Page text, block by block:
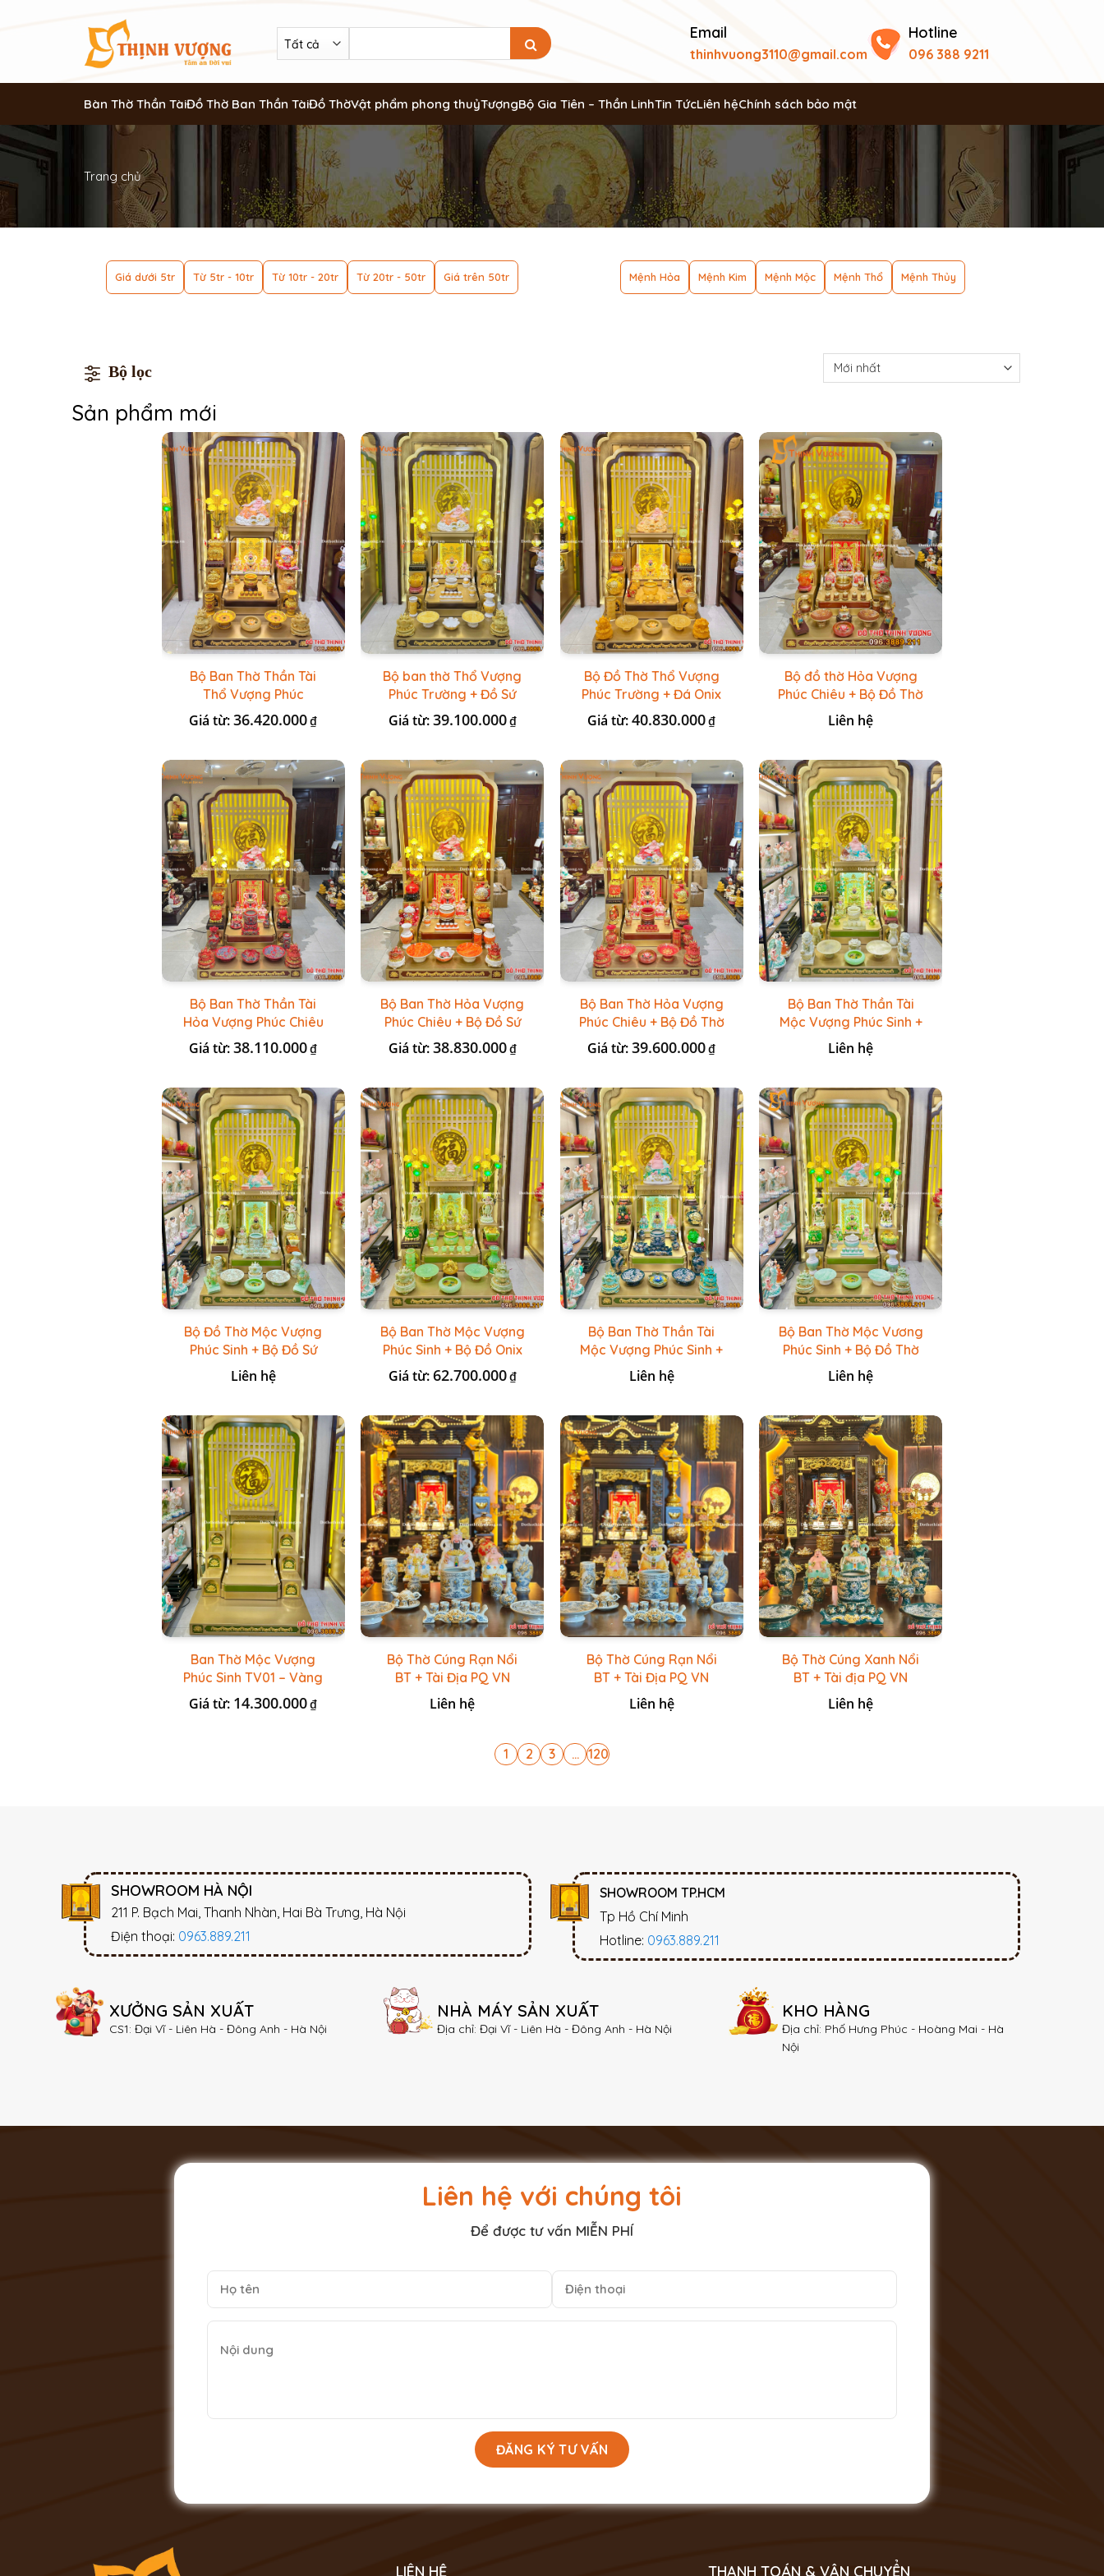
Email
thinhvuong3110@gmail.com
Hotline
096 388 9211
Bàn Thờ Thần TàiĐồ Thờ Ban Thần TàiĐồ ThờVật phẩm phong thuỷTượngBộ Gia Tiên – Thần LinhTin TứcLiên hệChính sách bảo mật
Trang chủ
Giá dưới 5tr Từ 5tr - 10tr Từ 10tr - 20tr Từ 20tr - 50tr Giá trên 50tr Mệnh Hỏa Mệnh Kim Mệnh Mộc Mệnh Thổ Mệnh Thủy
Bộ lọc
Sản phẩm mới
Bộ Ban Thờ Thần Tài
Thổ Vượng Phúc
Trường + Bộ Đồ Sứ Cao
Cấp Gấm Vàng
Giá từ:36.420.000₫
Bộ ban thờ Thổ Vượng
Phúc Trường + Đồ Sứ
Vàng Đá Cao Cấp
Giá từ:39.100.000₫
Bộ Đồ Thờ Thổ Vượng
Phúc Trường + Đá Onix
Vàng
Giá từ:40.830.000₫
Bộ đồ thờ Hỏa Vượng
Phúc Chiêu + Bộ Đồ Thờ
Đá Đỏ Bọc Đồng Cao
cấp
Liên hệ
Bộ Ban Thờ Thần Tài
Hỏa Vượng Phúc Chiêu
+ Bộ Đồ Thờ Nổi Đỏ BT
Giá từ:38.110.000₫
Bộ Ban Thờ Hỏa Vượng
Phúc Chiêu + Bộ Đồ Sứ
Đá Đỏ HR
Giá từ:38.830.000₫
Bộ Ban Thờ Hỏa Vượng
Phúc Chiêu + Bộ Đồ Thờ
Đài Loan Gấm Đỏ
Giá từ:39.600.000₫
Bộ Ban Thờ Thần Tài
Mộc Vượng Phúc Sinh +
Bộ Đồ Thờ Đá Ngọc
Hoàng Long
Liên hệ
Bộ Đồ Thờ Mộc Vượng
Phúc Sinh + Bộ Đồ Sứ
Cao Cấp Xanh Cốm Vẽ
Vàng
Liên hệ
Bộ Ban Thờ Mộc Vượng
Phúc Sinh + Bộ Đồ Onix
Xanh Ngọc
Giá từ:62.700.000₫
Bộ Ban Thờ Thần Tài
Mộc Vượng Phúc Sinh +
Đồ Sứ Lục Nổi Bát
Tràng
Liên hệ
Bộ Ban Thờ Mộc Vương
Phúc Sinh + Bộ Đồ Thờ
Xanh Đá HR
Liên hệ
Ban Thờ Mộc Vượng
Phúc Sinh TV01 – Vàng
Kẻ Xanh Lá
Giá từ: 14.300.000₫
Bộ Thờ Cúng Rạn Nổi
BT + Tài Địa PQ VN
Trắng
Liên hệ
Bộ Thờ Cúng Rạn Nổi
BT + Tài Địa PQ VN
Vàng Caro
Liên hệ
Bộ Thờ Cúng Xanh Nổi
BT + Tài địa PQ VN
Xanh Lục
Liên hệ
1 2 3 ... 120
SHOWROOM HÀ NỘI
211 P. Bạch Mai, Thanh Nhàn, Hai Bà Trưng, Hà Nội
Điện thoại: 0963.889.211
SHOWROOM TP.HCM
Tp Hồ Chí Minh
Hotline: 0963.889.211
XƯỞNG SẢN XUẤT
CS1: Đại Vĩ - Liên Hà - Đông Anh - Hà Nội
NHÀ MÁY SẢN XUẤT
Địa chỉ: Đại Vĩ - Liên Hà - Đông Anh - Hà Nội
KHO HÀNG
Địa chỉ: Phố Hưng Phúc - Hoàng Mai - Hà
Nội
Liên hệ với chúng tôi
Để được tư vấn MIỄN PHÍ
LIÊN HỆ THANH TOÁN & VẬN CHUYỂN